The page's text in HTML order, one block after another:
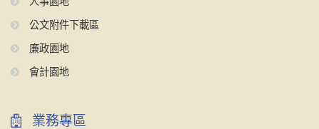
公文附件下載區
廉政園地
會計園地
業務專區